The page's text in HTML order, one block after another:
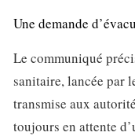
Une demande
Le communiqué
sanitaire, lancée par
transmise aux
toujours en attente